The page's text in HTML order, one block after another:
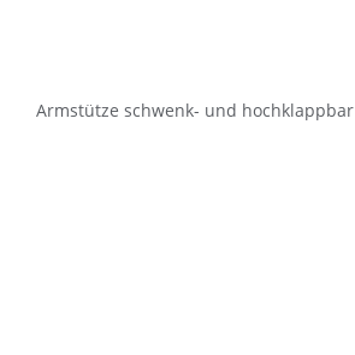
Armstütze schwenk- und hochklappbar